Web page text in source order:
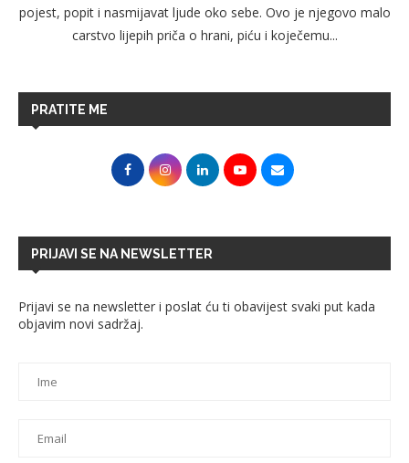
pojest, popit i nasmijavat ljude oko sebe. Ovo je njegovo malo
carstvo lijepih priča o hrani, piću i koječemu...
PRATITE ME
PRIJAVI SE NA NEWSLETTER
Prijavi se na newsletter i poslat ću ti obavijest svaki put kada
objavim novi sadržaj.